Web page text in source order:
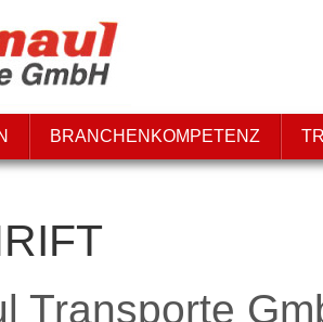
BRANCHENKOMPETENZ
Transporte